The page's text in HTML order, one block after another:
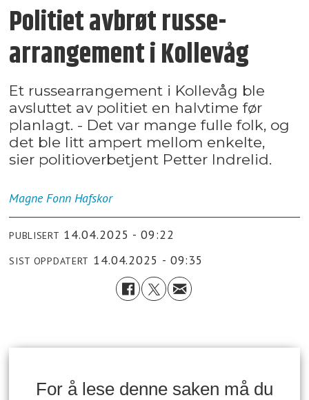
Politiet avbrøt russe­
arrangement i Kollevåg
Et russearrangement i Kollevåg ble
avsluttet av politiet en halvtime før
planlagt. - Det var mange fulle folk, og
det ble litt ampert mellom enkelte,
sier politioverbetjent Petter Indrelid.
Magne Fonn Hafskor
PUBLISERT 14.04.2025 - 09:22
SIST OPPDATERT 14.04.2025 - 09:35
For å lese denne saken må du